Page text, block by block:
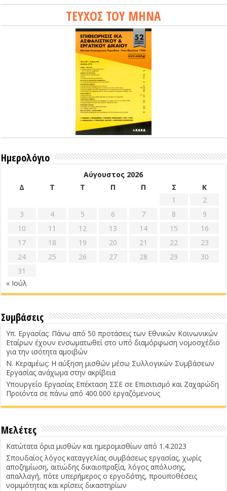
ΤΕΥΧΟΣ ΤΟΥ ΜΗΝΑ
Ημερολόγιο
Αύγουστος 2026
Δ
Τ Τ Π Π Σ
Κ
1
2
3
4 5 6 7 8
9
10
11 12 13 14 15
16
17
18 19 20 21 22
23
24
25 26 27 28 29
30
31
« Ιούλ
Συμβάσεις
Υπ. Εργασίας: Πάνω από 50 προτάσεις των Εθνικών Κοινωνικών
Εταίρων έχουν ενσωματωθεί στο υπό διαμόρφωση νομοσχέδιο
για την ισότητα αμοιβών
Ν. Κεραμέως: Η αύξηση μισθών μέσω Συλλογικών Συμβάσεων
Εργασίας ανάχωμα στην ακρίβεια
Υπουργείο Εργασίας Επέκταση ΣΣΕ σε Επισιτισμό και Ζαχαρώδη
Προϊόντα σε πάνω από 400.000 εργαζόμενους
Μελέτες
Κατώτατα όρια μισθών και ημερομισθίων από 1.4.2023
Σπουδαίος λόγος καταγγελίας συμβάσεως εργασίας, χωρίς
αποζημίωση, αιτιώδης δικαιοπραξία, λόγος απόλυσης,
απαλλαγή, πότε υπερήμερος ο εργοδότης, προϋποθέσεις
νομιμότητας και κρίσεις δικαστηρίων